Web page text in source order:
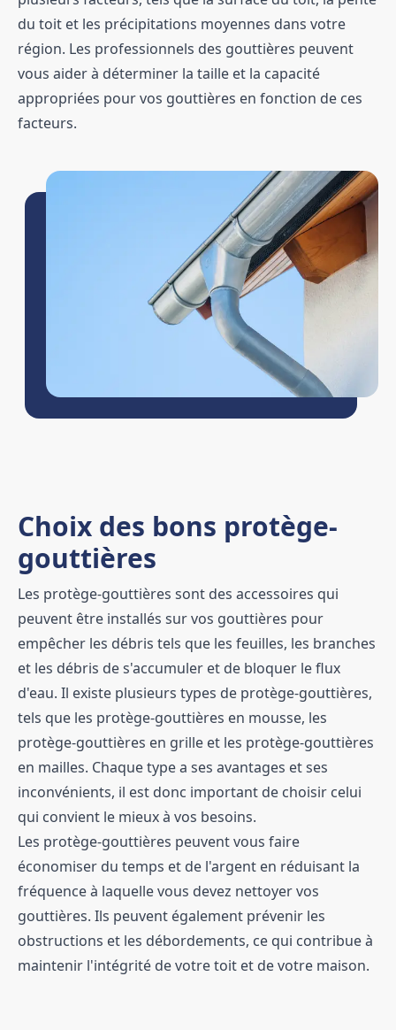
du toit et les précipitations moyennes dans votre
région. Les professionnels des gouttières peuvent
vous aider à déterminer la taille et la capacité
appropriées pour vos gouttières en fonction de ces
facteurs.
Choix des bons protège-
gouttières
Les protège-gouttières sont des accessoires qui
peuvent être installés sur vos gouttières pour
empêcher les débris tels que les feuilles, les branches
et les débris de s'accumuler et de bloquer le flux
d'eau. Il existe plusieurs types de protège-gouttières,
tels que les protège-gouttières en mousse, les
protège-gouttières en grille et les protège-gouttières
en mailles. Chaque type a ses avantages et ses
inconvénients, il est donc important de choisir celui
qui convient le mieux à vos besoins.
Les protège-gouttières peuvent vous faire
économiser du temps et de l'argent en réduisant la
fréquence à laquelle vous devez nettoyer vos
gouttières. Ils peuvent également prévenir les
obstructions et les débordements, ce qui contribue à
maintenir l'intégrité de votre toit et de votre maison.